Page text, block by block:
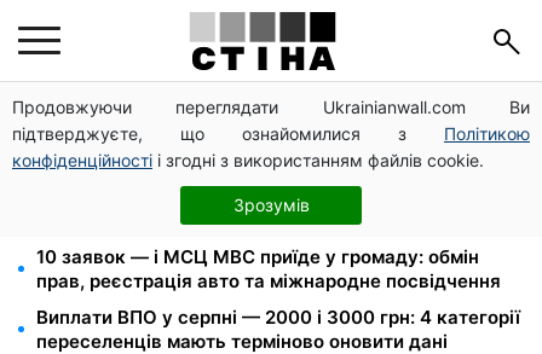
Продовжуючи переглядати Ukrainianwall.com Ви
підтверджуєте, що ознайомилися з Політикою
конфіденційності і згодні з використанням файлів cookie.
Зрозумів
Пенсія по інвалідності III групи з вересня: від 2595
до 10 625 грн — хто скільки отримає
Федоров звільнений і без бронювання: Камельчук
пропонує ексміністру мобілізацію на загальних
10 заявок — і МСЦ МВС приїде у громаду: обмін
прав, реєстрація авто та міжнародне посвідчення
Виплати ВПО у серпні — 2000 і 3000 грн: 4 категорії
переселенців мають терміново оновити дані